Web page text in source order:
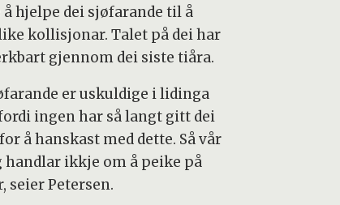
å hjelpe dei sjøfarande til å
kollisjonar. Talet på dei har
gjennom dei siste tiåra.
er uskuldige i lidinga
ingen har så langt gitt dei
å hanskast med dette. Så vår
ikkje om å peike på
seier Petersen.